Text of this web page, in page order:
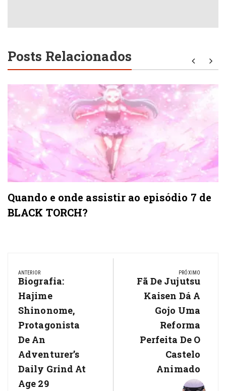
Posts Relacionados
Quando e onde assistir ao episódio 7 de
BLACK TORCH?
de
Post
ANTERIOR
Previous
Post:
Biografia:
Hajime
Shinonome,
Protagonista
De An
Adventurer’s
Daily Grind At
Age 29
PRÓXIMO
Next
Post:
Fã De Jujutsu
Kaisen Dá A
Gojo Uma
Reforma
Perfeita De O
Castelo
Animado